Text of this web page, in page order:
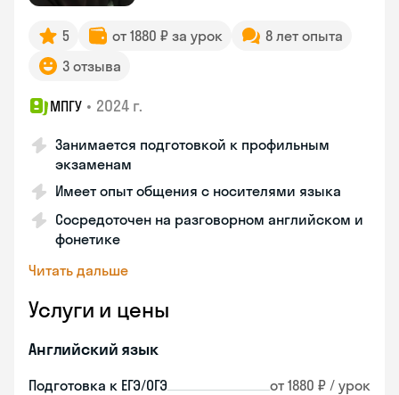
5 от 1880 ₽ за урок
8 лет опыта
3 отзыва
МПГУ • 2024 г.
Занимается подготовкой к профильным
экзаменам
Имеет опыт общения с носителями языка
Сосредоточен на разговорном английском и
фонетике
Читать дальше
Услуги и цены
Английский язык
Подготовка к ЕГЭ/ОГЭ от 1880 ₽ / урок